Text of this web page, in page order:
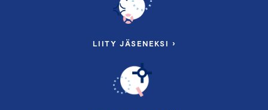
LIITY JÄSENEKSI ›